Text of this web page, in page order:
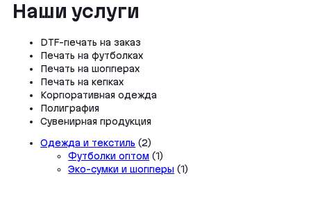
Наши услуги
DTF-печать на заказ
Печать на футболках
Печать на шопперах
Печать на кепках
Корпоративная одежда
Полиграфия
Сувенирная продукция
Одежда и текстиль 22
товара
Футболки оптом 11
товар
Эко-сумки и шопперы 11